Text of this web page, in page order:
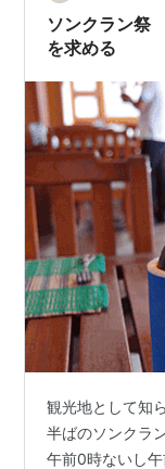
ソンクラン祭
を求める
観光地として知
半ばのソンクラ
午前0時ないし